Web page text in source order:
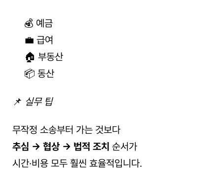
💰 예금
💼 급여
🏠 부동산
📦 동산
📌 실무 팁
무작정 소송부터 가는 것보다
추심 → 협상 → 법적 조치 순서가
시간·비용 모두 훨씬 효율적입니다.